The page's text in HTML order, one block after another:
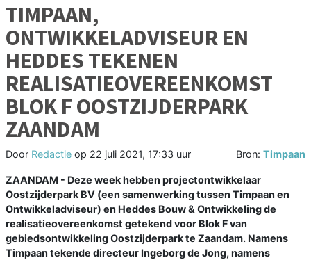
TIMPAAN,
ONTWIKKELADVISEUR EN
HEDDES TEKENEN
REALISATIEOVEREENKOMST
BLOK F OOSTZIJDERPARK
ZAANDAM
Door Redactie op 22 juli 2021, 17:33 uur Bron: Timpaan
ZAANDAM - Deze week hebben projectontwikkelaar
Oostzijderpark BV (een samenwerking tussen Timpaan en
Ontwikkeladviseur) en Heddes Bouw & Ontwikkeling de
realisatieovereenkomst getekend voor Blok F van
gebiedsontwikkeling Oostzijderpark te Zaandam. Namens
Timpaan tekende directeur Ingeborg de Jong, namens